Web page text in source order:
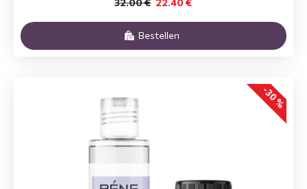
Bestellen
-30 %